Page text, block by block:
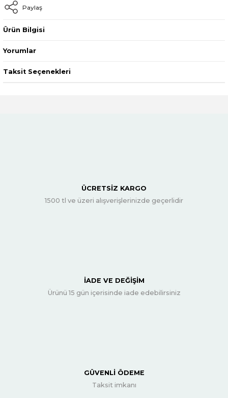
Paylaş
Ürün Bilgisi
Yorumlar
Taksit Seçenekleri
ÜCRETSİZ KARGO
1500 tl ve üzeri alışverişlerinizde geçerlidir
İADE VE DEĞİŞİM
Ürünü 15 gün içerisinde iade edebilirsiniz
GÜVENLİ ÖDEME
Taksit imkanı